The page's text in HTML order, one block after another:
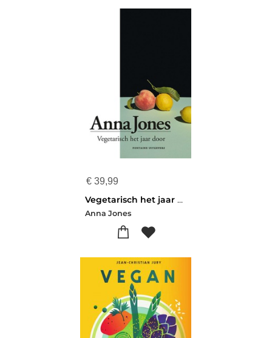
€ 39,99
Vegetarisch het jaar door
Anna Jones